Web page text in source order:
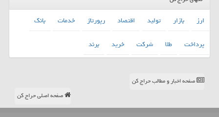
ارز بازار تولید اقتصاد رپورتاژ خدمات
بانك
پرداخت
طلا شركت خرید برند
صفحه اخبار و مطالب حراج کن
صفحه اصلی حراج کن